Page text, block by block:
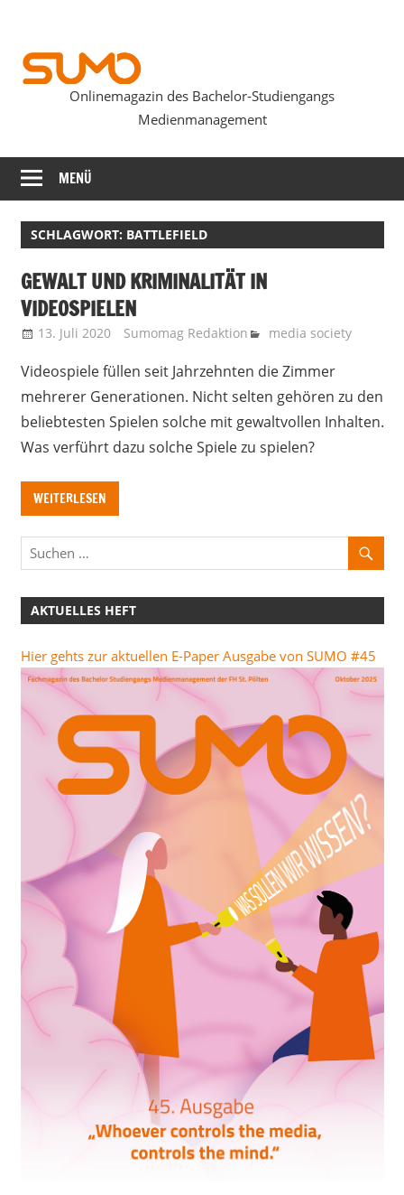
springen
SUMOmag
Onlinemagazin des Bachelor-Studiengangs
Medienmanagement
MENÜ
SCHLAGWORT: BATTLEFIELD
GEWALT UND KRIMINALITÄT IN
VIDEOSPIELEN
13. Juli 2020 Sumomag Redaktion media society
Videospiele füllen seit Jahrzehnten die Zimmer
mehrerer Generationen. Nicht selten gehören zu den
beliebtesten Spielen solche mit gewaltvollen Inhalten.
Was verführt dazu solche Spiele zu spielen?
WEITERLESEN
AKTUELLES HEFT
Hier gehts zur aktuellen E-Paper Ausgabe von SUMO #45